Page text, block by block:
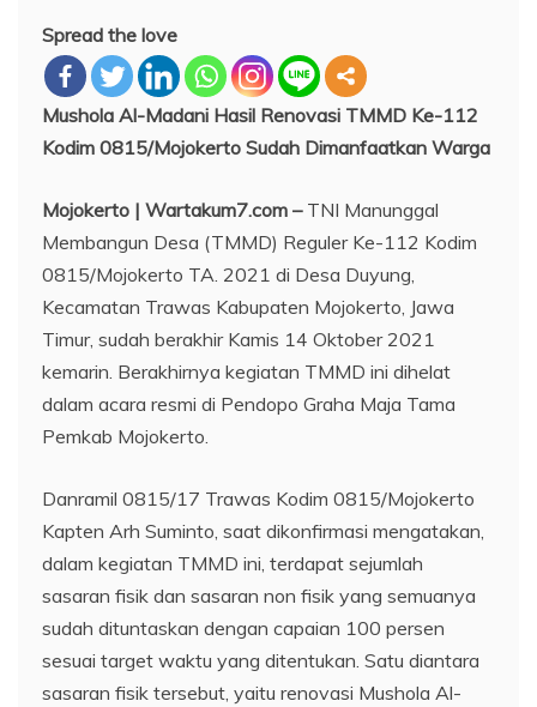
Spread the love
Mushola Al-Madani Hasil Renovasi TMMD Ke-112
Kodim 0815/Mojokerto Sudah Dimanfaatkan Warga
Mojokerto | Wartakum7.com –TNI Manunggal
Membangun Desa (TMMD) Reguler Ke-112 Kodim
0815/Mojokerto TA. 2021 di Desa Duyung,
Kecamatan Trawas Kabupaten Mojokerto, Jawa
Timur, sudah berakhir Kamis 14 Oktober 2021
kemarin. Berakhirnya kegiatan TMMD ini dihelat
dalam acara resmi di Pendopo Graha Maja Tama
Pemkab Mojokerto.
Danramil 0815/17 Trawas Kodim 0815/Mojokerto
Kapten Arh Suminto, saat dikonfirmasi mengatakan,
dalam kegiatan TMMD ini, terdapat sejumlah
sasaran fisik dan sasaran non fisik yang semuanya
sudah dituntaskan dengan capaian 100 persen
sesuai target waktu yang ditentukan. Satu diantara
sasaran fisik tersebut, yaitu renovasi Mushola Al-